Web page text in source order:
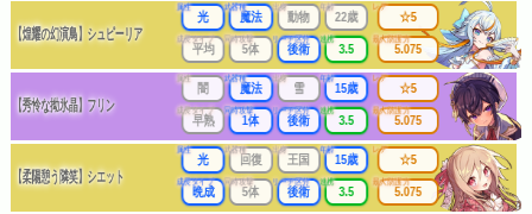
【煌耀の幻演鳥】シュピーリア
属性
光
武器種
魔法
出身
動物
年齢
22歳
成長タイプ
平均
同時攻撃
5体
リーチ区分
後衛
連携
3.5
レア
☆5
最大防護力
5.075
【秀怜な拗氷晶】フリン
属性
闇
武器種
魔法
出身
雪
年齢
15歳
成長タイプ
早熟
同時攻撃
1体
リーチ区分
後衛
連携
3.5
レア
☆5
最大防護力
5.075
【柔陽憩う隣笑】シエット
属性
光
武器種
回復
出身
王国
年齢
15歳
成長タイプ
晩成
同時攻撃
5体
リーチ区分
後衛
連携
3.5
レア
☆5
最大防護力
5.075